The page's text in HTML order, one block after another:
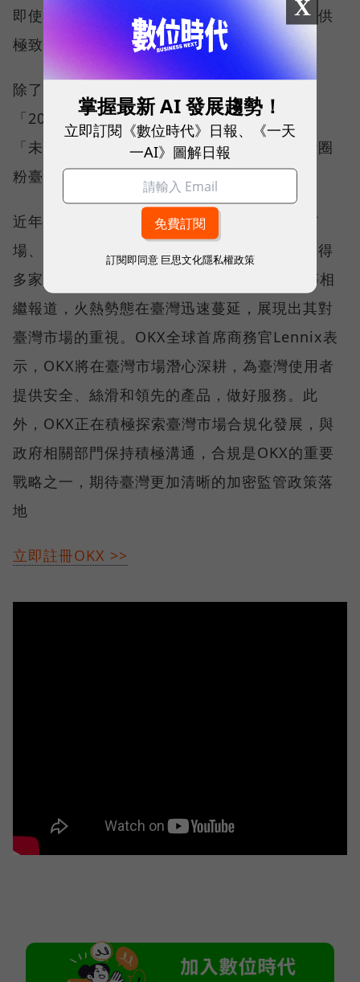
即使在多鏈的複雜環境中，也可以為使用者提供
極致絲滑的體驗和一站式Web3服務。
除了Meet Taipei展會外，OKX已經接連受邀
「2022年臺北區塊鏈周」、「NFT Taipei」、
「未來商務展」等眾多臺灣頂級盛會外，不斷圈
粉臺灣使用者，擴大在臺影響力。
近年來，OKX持續增大在臺投入，在品牌、市
場、人才、產品以及活動等方面持續加碼，獲得
多家臺灣媒體、著名區塊鏈KOL、YouTube等相
繼報道，火熱勢態在臺灣迅速蔓延，展現出其對
臺灣市場的重視。OKX全球首席商務官Lennix表
示，OKX將在臺灣市場潛心深耕，為臺灣使用者
提供安全、絲滑和領先的產品，做好服務。此
外，OKX正在積極探索臺灣市場合規化發展，與
政府相關部門保持積極溝通，合規是OKX的重要
戰略之一，期待臺灣更加清晰的加密監管政策落
地
立即註冊OKX >>
X
掌握最新 AI 發展趨勢！
立即訂閱《數位時代》日報、《一天
一AI》圖解日報
訂閱即同意 巨思文化隱私權政策